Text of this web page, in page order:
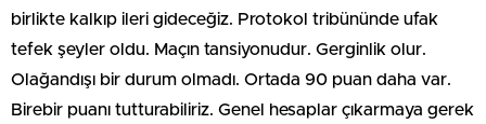
birlikte kalkıp ileri gideceğiz. Protokol tribününde ufak
tefek şeyler oldu. Maçın tansiyonudur. Gerginlik olur.
Olağandışı bir durum olmadı. Ortada 90 puan daha var.
Birebir puanı tutturabiliriz. Genel hesaplar çıkarmaya gerek